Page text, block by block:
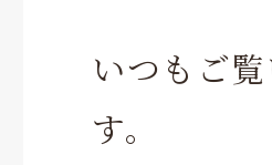
いつもご
す。